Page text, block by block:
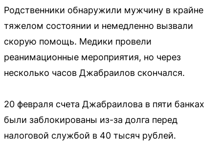
Родственники обнаружили мужчину в крайне
тяжелом состоянии и немедленно вызвали
скорую помощь. Медики провели
реанимационные мероприятия, но через
несколько часов Джабраилов скончался.
20 февраля счета Джабраилова в пяти банках
были заблокированы из-за долга перед
налоговой службой в 40 тысяч рублей.